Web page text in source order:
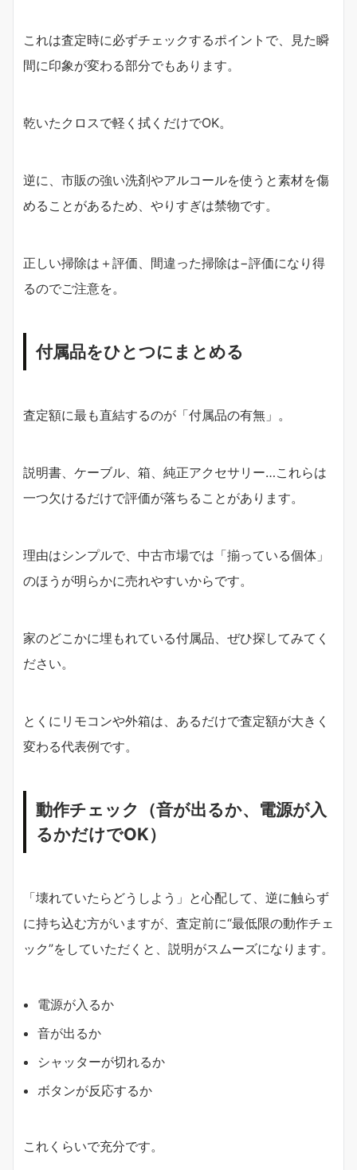
これは査定時に必ずチェックするポイントで、見た瞬
間に印象が変わる部分でもあります。
乾いたクロスで軽く拭くだけでOK。
逆に、市販の強い洗剤やアルコールを使うと素材を傷
めることがあるため、やりすぎは禁物です。
正しい掃除は＋評価、間違った掃除は−評価になり得
るのでご注意を。
付属品をひとつにまとめる
査定額に最も直結するのが「付属品の有無」。
説明書、ケーブル、箱、純正アクセサリー…これらは
一つ欠けるだけで評価が落ちることがあります。
理由はシンプルで、中古市場では「揃っている個体」
のほうが明らかに売れやすいからです。
家のどこかに埋もれている付属品、ぜひ探してみてく
ださい。
とくにリモコンや外箱は、あるだけで査定額が大きく
変わる代表例です。
動作チェック（音が出るか、電源が入
るかだけでOK）
「壊れていたらどうしよう」と心配して、逆に触らず
に持ち込む方がいますが、査定前に“最低限の動作チェ
ック”をしていただくと、説明がスムーズになります。
電源が入るか
音が出るか
シャッターが切れるか
ボタンが反応するか
これくらいで充分です。